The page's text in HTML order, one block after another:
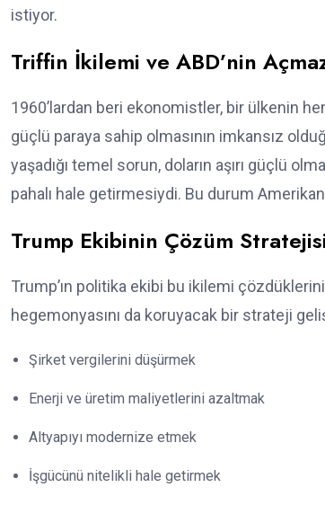
istiyor.
Triffin İkilemi ve ABD’nin
1960’lardan beri ekonomistler, bir ülkenin
güçlü paraya sahip olmasının imkansız
yaşadığı temel sorun, doların aşırı güçlü
pahalı hale getirmesiydi. Bu durum
Trump Ekibinin Çözüm
Trump’ın politika ekibi bu ikilemi
hegemonyasını da koruyacak bir strateji
Şirket vergilerini düşürmek
Enerji ve üretim maliyetlerini azaltmak
Altyapıyı modernize etmek
İşgücünü nitelikli hale getirmek